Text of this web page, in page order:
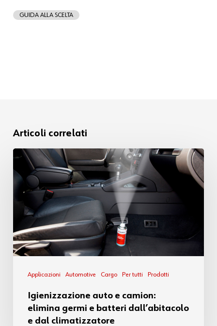
GUIDA ALLA SCELTA
Articoli correlati
Applicazioni Automotive Cargo Per tutti Prodotti
Igienizzazione auto e camion:
elimina germi e batteri dall’abitacolo
e dal climatizzatore